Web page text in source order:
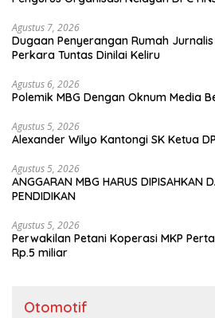
Agustus 7, 2026
Dugaan Penyerangan Rumah
Perkara Tuntas Dinilai Keliru
Agustus 6, 2026
Polemik MBG Dengan Oknum Media
Agustus 5, 2026
Alexander Wilyo Kantongi SK Ketua
Agustus 5, 2026
ANGGARAN MBG HARUS DIPISAHKAN
PENDIDIKAN
Agustus 5, 2026
Perwakilan Petani Koperasi MKP
Rp.5 miliar
Otomotif